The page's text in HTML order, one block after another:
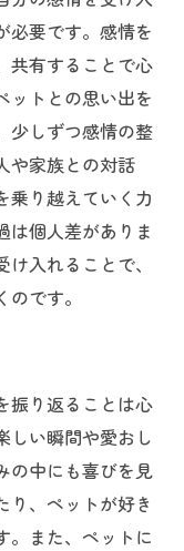
必要です。感情を
共有することで心
ットとの思い出を
少しずつ感情の整
や家族との対話
乗り越えていく力
は個人差がありま
入れることで、
です。
振り返ることは心
しい瞬間や愛おし
の中にも喜びを見
り、ペットが好き
。また、ペットに